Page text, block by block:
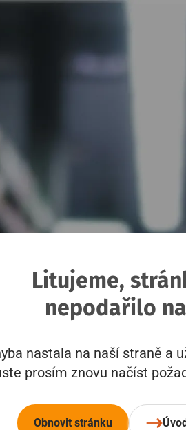
Litujeme,
nepodařilo
nastala na naší straně a
prosím znovu načíst
Obnovit stránku